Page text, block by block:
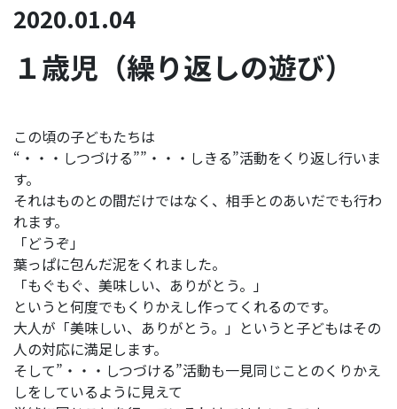
2020.01.04
１歳児（繰り返しの遊び）
この頃の子どもたちは
“・・・しつづける””・・・しきる”活動をくり返し行いま
す。
それはものとの間だけではなく、相手とのあいだでも行わ
れます。
「どうぞ」
葉っぱに包んだ泥をくれました。
「もぐもぐ、美味しい、ありがとう。」
というと何度でもくりかえし作ってくれるのです。
大人が「美味しい、ありがとう。」というと子どもはその
人の対応に満足します。
そして”・・・しつづける”活動も一見同じことのくりかえ
しをしているように見えて